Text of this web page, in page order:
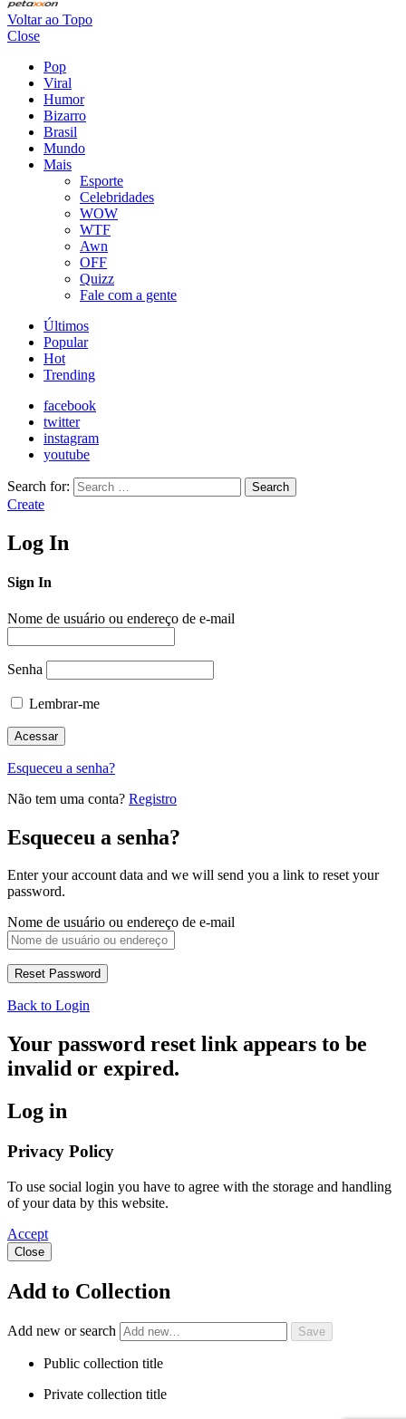
Voltar ao Topo
Close
Pop
Viral
Humor
Bizarro
Brasil
Mundo
Mais
Esporte
Celebridades
WOW
WTF
Awn
OFF
Quizz
Fale com a gente
Últimos
Popular
Hot
Trending
facebook
twitter
instagram
youtube
Search for: Search
Create
Log In
Sign In
Nome de usuário ou endereço de e-mail
Senha
Lembrar-me
Esqueceu a senha?
Não tem uma conta? Registro
Esqueceu a senha?
Enter your account data and we will send you a link to reset your
password.
Nome de usuário ou endereço de e-mail
Back to Login
Your password reset link appears to be
invalid or expired.
Log in
Privacy Policy
To use social login you have to agree with the storage and handling
of your data by this website.
Accept
Close
Add to Collection
Add new or search
Public collection title
Private collection title